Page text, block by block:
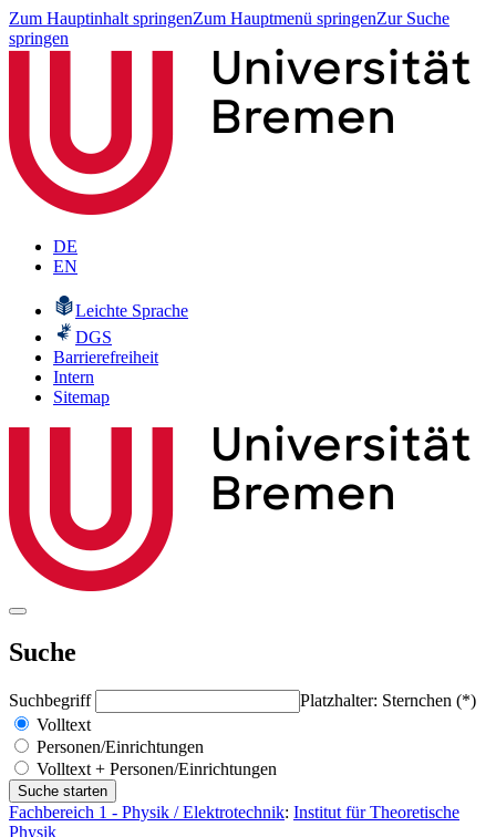
Zum Hauptinhalt springenZum Hauptmenü springenZur Suche
springen
DE
EN
Leichte Sprache
DGS
Barrierefreiheit
Intern
Sitemap
Suche
Suchbegriff
Platzhalter: Sternchen (*)
Volltext
Personen/Einrichtungen
Volltext + Personen/Einrichtungen
Fachbereich 1 - Physik / Elektrotechnik: Institut für Theoretische
Physik